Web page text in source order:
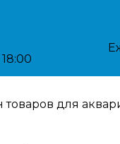
товаров для